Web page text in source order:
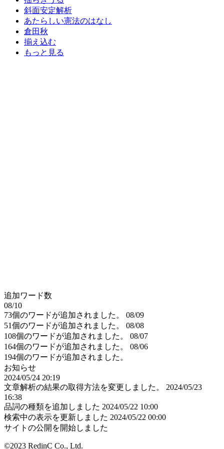
斜面安定解析
あたらしい憲法のはなし
倉田秋
揃え込む
もっと見る
追加ワード数
08/10
73個のワードが追加されました。
08/09
51個のワードが追加されました。
08/08
108個のワードが追加されました。
08/07
164個のワードが追加されました。
08/06
194個のワードが追加されました。
お知らせ
2024/05/24 20:19
文章解析の結果の取得方法を変更しました。
2024/05/23
16:38
品詞の種類を追加しました 2024/05/22 10:00
検索中の表示を更新しました 2024/05/22 00:00
サイトの公開を開始しました
©2023 RedinC Co., Ltd.